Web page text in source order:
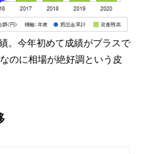
。今年初めて成績がプラスで
のに相場が絶好調という皮